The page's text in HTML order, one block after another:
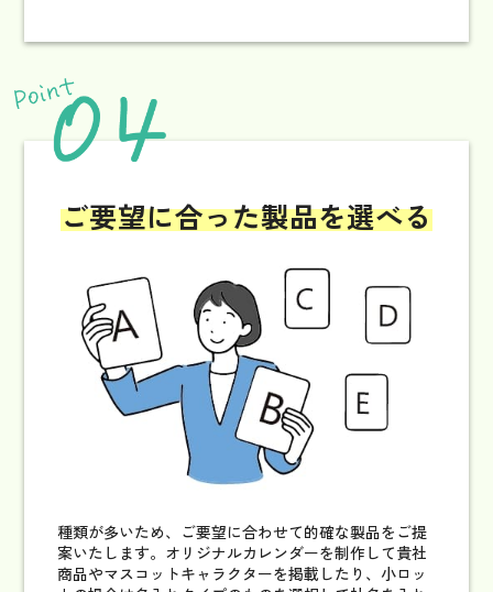
ご要望に合った製品を選べる
種類が多いため、ご要望に合わせて的確な製品をご提
案いたします。 オリジナルカレンダーを制作して貴社
商品やマスコットキャラクターを掲載したり、小ロッ